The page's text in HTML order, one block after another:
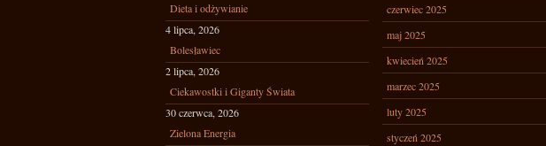
Dieta i odżywianie
4 lipca, 2026
Bolesławiec
2 lipca, 2026
Ciekawostki i Giganty Świata
30 czerwca, 2026
Zielona Energia
czerwiec 2025
maj 2025
kwiecień 2025
marzec 2025
luty 2025
styczeń 2025